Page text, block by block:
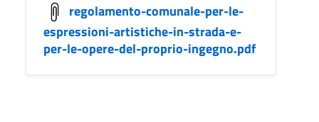
regolamento-comunale-per-le-
espressioni-artistiche-in-strada-e-
per-le-opere-del-proprio-ingegno.pdf